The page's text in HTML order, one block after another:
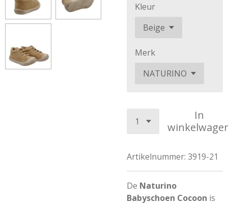
Kleur
Merk
In
Artikelnummer: 3919-21
De Naturino
Babyschoen Cocoon is